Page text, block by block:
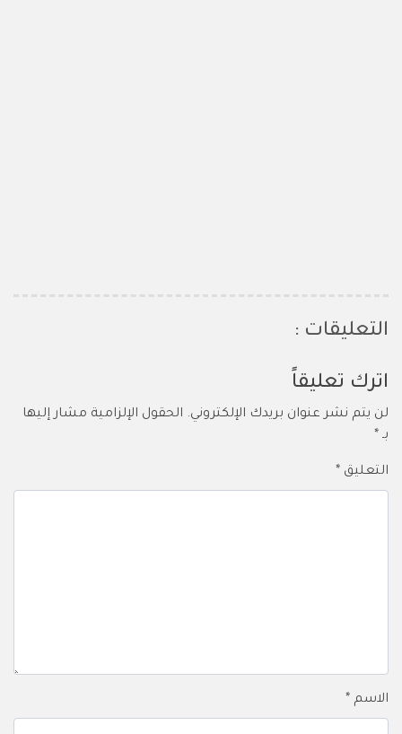
التعليقات :
اترك تعليقاً
لن يتم نشر عنوان بريدك الإلكتروني. الحقول الإلزامية مشار إليها
بـ *
التعليق *
الاسم *